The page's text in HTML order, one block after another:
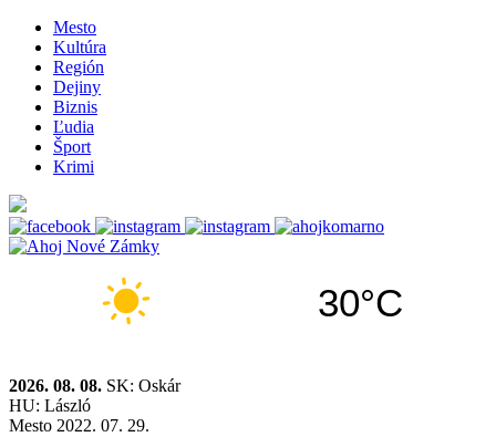
Mesto
Kultúra
Región
Dejiny
Biznis
Ľudia
Šport
Krimi
30°C
2026. 08. 08. SK: Oskár
HU: László
Mesto 2022. 07. 29.